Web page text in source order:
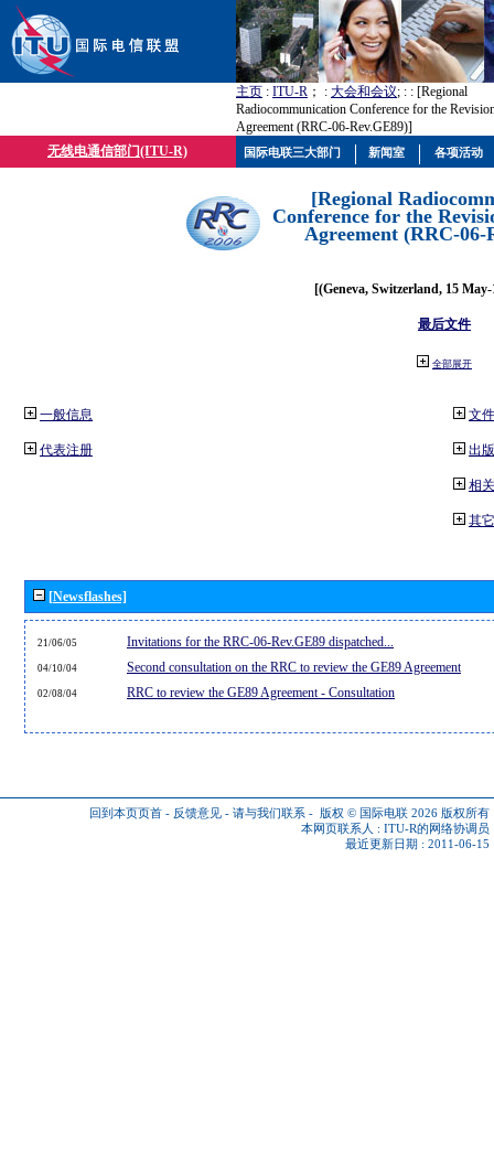
主页 : ITU-R ； : 大会和会议; : : [Regional
Radiocommunication Conference for the
Agreement (RRC-06-Rev.GE89)]
无线电通信部门(ITU-R)
[Regional
Conference for the
Agreement (RRC-06-
[(Geneva, Switzerland, 15
最后文件
全部展开
一般信息
代表注册
文件
出
相
其
[Newsflashes]
21/06/05 Invitations for the RRC-06-Rev.GE89 dispatched...
04/10/04 Second consultation on the RRC to review the GE89 Agreement
02/08/04 RRC to review the GE89 Agreement - Consultation
回到本页页首 - 反馈意见 - 请与我们联系 - 版权 © 国际电联 2026 版权所有
本网页联系人 : ITU-R的网络协调员
最近更新日期 : 2011-06-15
国际电联三大部门 新闻室 各项活动